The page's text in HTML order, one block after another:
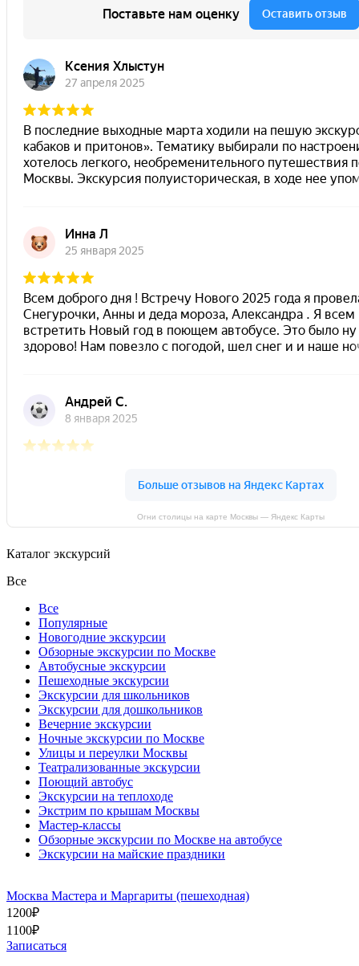
Огни столицы на карте Москвы — Яндекс Карты
Каталог экскурсий
Все
Все
Популярные
Новогодние экскурсии
Обзорные экскурсии по Москве
Автобусные экскурсии
Пешеходные экскурсии
Экскурсии для школьников
Экскурсии для дошкольников
Вечерние экскурсии
Ночные экскурсии по Москве
Улицы и переулки Москвы
Театрализованные экскурсии
Поющий автобус
Экскурсии на теплоходе
Экстрим по крышам Москвы
Мастер-классы
Обзорные экскурсии по Москве на автобусе
Экскурсии на майские праздники
Москва Мастера и Маргариты (пешеходная)
1200₽
1100₽
Записаться